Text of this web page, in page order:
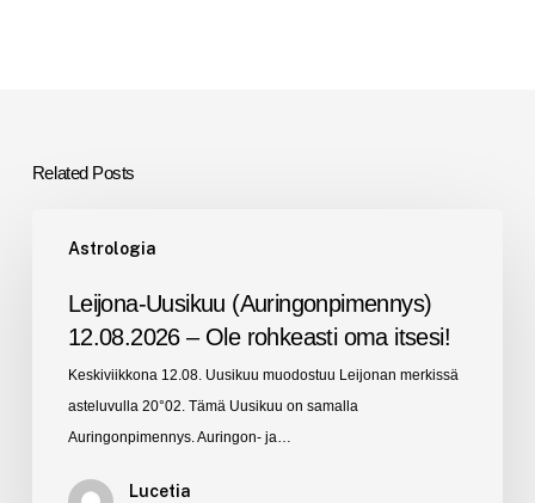
Related Posts
Astrologia
Uusikuu
12.08.2026
rohkeasti
Leijona-Uusikuu (Auringonpimennys)
12.08.2026 – Ole rohkeasti oma itsesi!
Keskiviikkona 12.08. Uusikuu muodostuu Leijonan merkissä
asteluvulla 20°02. Tämä Uusikuu on samalla
Auringonpimennys. Auringon- ja…
Lucetia